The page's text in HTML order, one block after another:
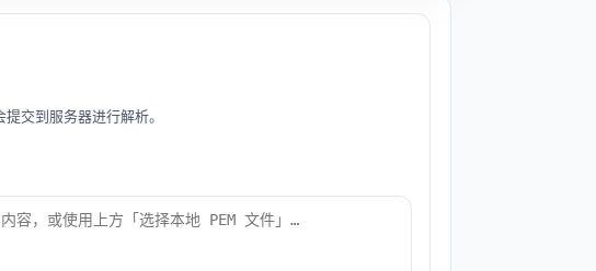
交到服务器进行解析。